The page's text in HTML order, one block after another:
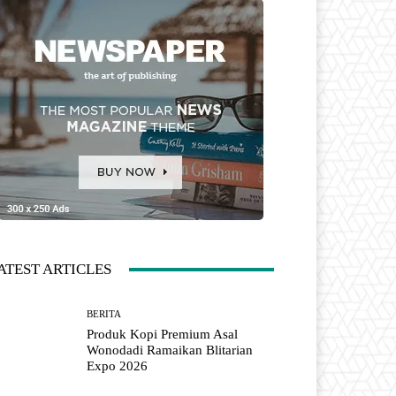
ARTICLES
BERITA
Produk Kopi Premium Asal
Wonodadi Ramaikan Blitarian
Expo 2026